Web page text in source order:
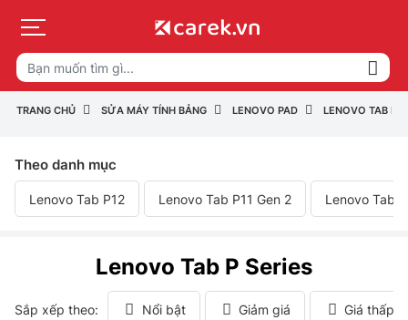
TRANG CHỦ SỬA MÁY TÍNH BẢNG LENOVO PAD LENOVO TAB P
Theo danh mục
Lenovo Tab P12 Lenovo Tab P11 Gen 2 Lenovo Tab
Lenovo Tab P Series
Sắp xếp theo: Nổi bật Giảm giá Giá thấp